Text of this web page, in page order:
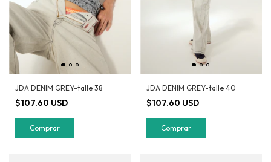
JDA DENIM GREY-talle 38
$107.60 USD
Comprar
JDA DENIM GREY-talle 40
$107.60 USD
Comprar